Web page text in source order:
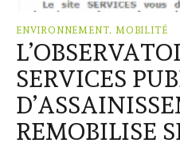
ENVIRONNEMENT, MOBILITÉ
SERVICES
REMOBILISE